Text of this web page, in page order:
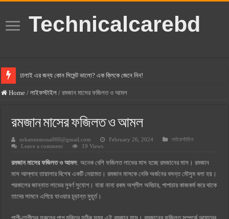
Technicalcarebd
ঢালাই এর জন্য কোন সিমেন্ট ভালো? এক ক্লিকে জেনে নিন!
বসুন্ধরা সিমেন্ট এর দাম ২০২৫
হোলসিম সিমেন্ট দাম ২০২৫
সুপারক্রিট সিমেন্ট দাম ২০২৫
ওয়ালটন মোবাইল কিস্তিতে কেনার নিয়ম ২০২৫
ওয়ালটন টিভি কিস্তিতে কেনার নিয়ম ২০২৫
Home / লাইফস্টাইল / রমজান মাসের ফজিলত ও আমল
রমজান মাসের ফজিলত ও আমল
sohansumona000@gmail.com February 26, 2024
লাইফস্টাইল
Leave a comment
19 Views
রমজান মাসের ফজিলত ও আমল: অনেক বেশি ফজিলত লাভের মাস হচ্ছে রমজানের মাস। রমজান
মাস আল্লাহ তায়ালার বিশেষ একটি নেয়ামত। রমজান মাসকে নেকি অর্জনের বসন্ত মৌসুম বলা হয়।
পরকালের জান্নাত লাভের সুবর্ণ সুযোগ। যারা নানা রকম অশ্লীল অবিচার, পাপাচার কাজকর্ম করে থাকে
তাদের সামনে এগিয়ে যাওয়ার চূড়ান্ত মুহূর্ত।